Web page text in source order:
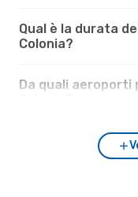
Qual è la durata
Colonia?
Da quali aeroporti